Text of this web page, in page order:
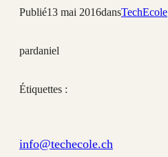
Publié13 mai 2016dansTechEcole
pardaniel
Étiquettes :
info@techecole.ch